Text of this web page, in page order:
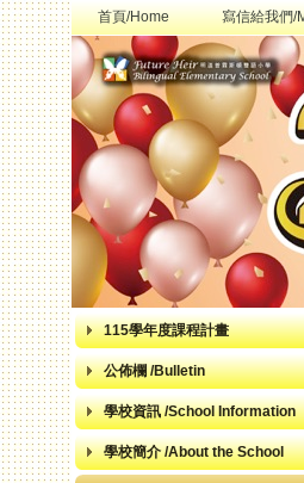
首頁/Home 寫信給我們/
115學年度課程計畫
公佈欄 /Bulletin
學校資訊 /School Information
學校簡介 /About the School